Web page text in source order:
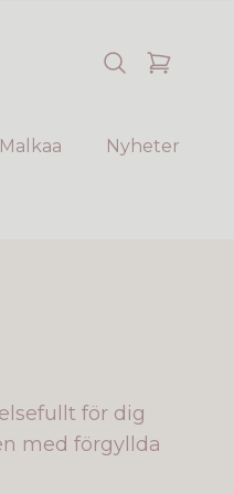
Malkaa Nyheter
för dig
med förgyllda